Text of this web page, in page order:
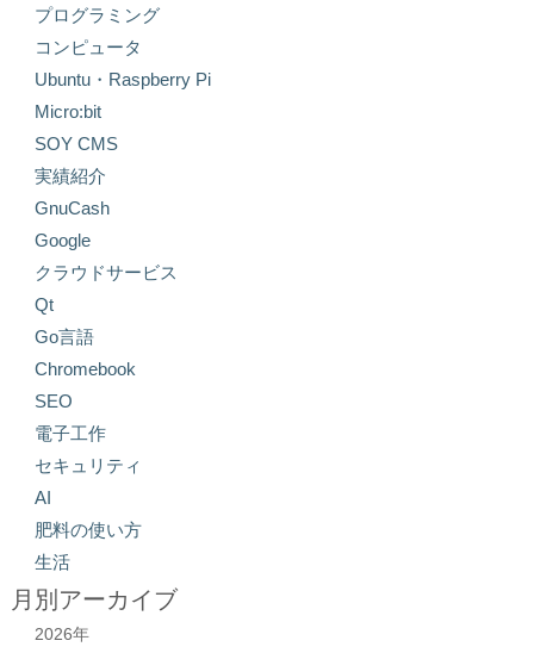
プログラミング
コンピュータ
Ubuntu・Raspberry Pi
Micro:bit
SOY CMS
実績紹介
GnuCash
Google
クラウドサービス
Qt
Go言語
Chromebook
SEO
電子工作
セキュリティ
AI
肥料の使い方
生活
月別アーカイブ
2026年